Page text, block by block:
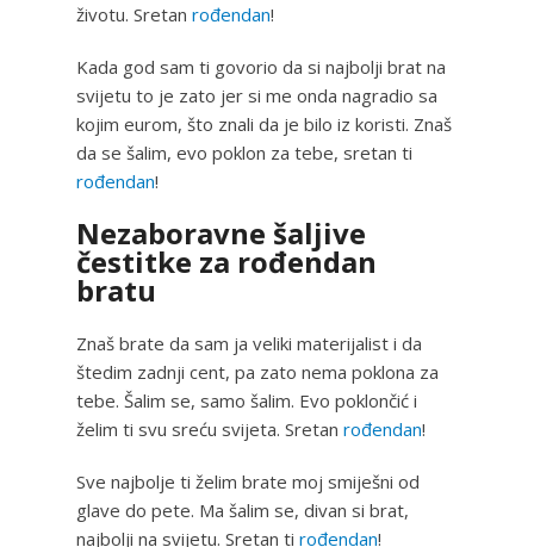
životu. Sretan rođendan!
Kada god sam ti govorio da si najbolji brat na
svijetu to je zato jer si me onda nagradio sa
kojim eurom, što znali da je bilo iz koristi. Znaš
da se šalim, evo poklon za tebe, sretan ti
rođendan!
Nezaboravne šaljive
čestitke za rođendan
bratu
Znaš brate da sam ja veliki materijalist i da
štedim zadnji cent, pa zato nema poklona za
tebe. Šalim se, samo šalim. Evo poklončić i
želim ti svu sreću svijeta. Sretan rođendan!
Sve najbolje ti želim brate moj smiješni od
glave do pete. Ma šalim se, divan si brat,
najbolji na svijetu. Sretan ti rođendan!